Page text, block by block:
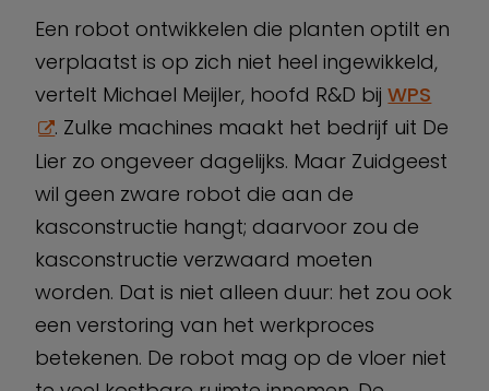
Een robot ontwikkelen die planten optilt en
verplaatst is op zich niet heel ingewikkeld,
vertelt Michael Meijler, hoofd R&D bijWPS
. Zulke machines maakt het bedrijf uit De
Lier zo ongeveer dagelijks. Maar Zuidgeest
wil geen zware robot die aan de
kasconstructie hangt; daarvoor zou de
kasconstructie verzwaard moeten
worden. Dat is niet alleen duur: het zou ook
een verstoring van het werkproces
betekenen. De robot mag op de vloer niet